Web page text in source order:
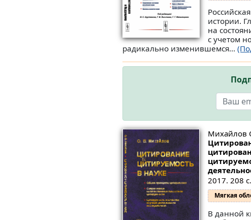
истории.
на
с учетом
радикально изменившемся...
Михайлов
2017. 208 с.
Мягкая
В данной